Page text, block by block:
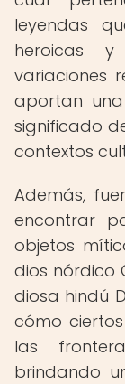
leyendas
heroicas
variaciones
aportan
significado
contextos
Además,
encontrar
objetos
dios nórdico
diosa hindú
cómo
las
brindando